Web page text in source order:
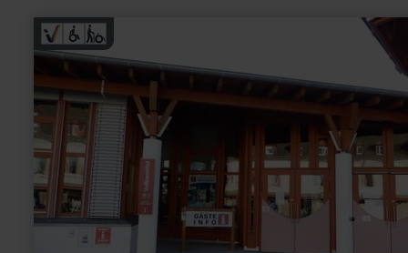
mehr
erfahren
zu:
Tourist
Information
Daun